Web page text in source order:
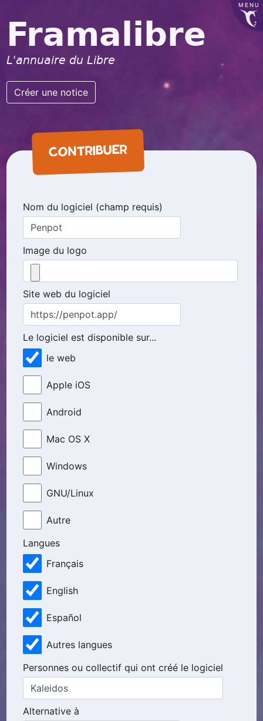
MENU
Framalibre
L'annuaire du Libre
Créer une notice
CONTRIBUER
Nom du logiciel (champ requis)
Image du logo
Site web du logiciel
Le logiciel est disponible sur...
le web
Apple iOS
Android
Mac OS X
Windows
GNU/Linux
Autre
Langues
Français
English
Español
Autres langues
Personnes ou collectif qui ont créé le logiciel
Alternative à